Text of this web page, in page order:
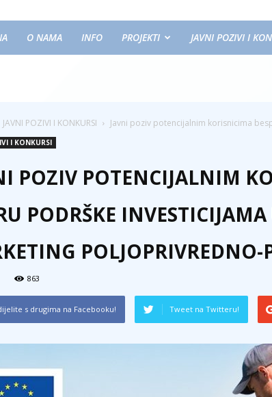
O NAMA INFO PROJEKTI JAVNI POZIVI I
JAVNI POZIVI I KONKURSI Javni poziv potencijalnim korisnicima
I KONKURSI
POZIV POTENCIJALNIM
PODRŠKE
863
s drugima na Facebooku! Tweet na Twitteru!